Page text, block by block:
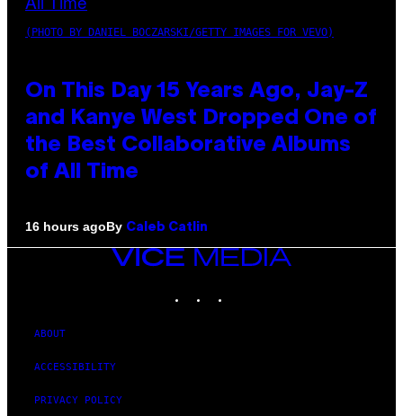
(PHOTO BY DANIEL BOCZARSKI/GETTY IMAGES FOR VEVO)
On This Day 15 Years Ago, Jay-Z
and Kanye West Dropped One of
the Best Collaborative Albums
of All Time
16 hours agoBy Caleb Catlin
VICE
MEDIA
ABOUT
ACCESSIBILITY
PRIVACY POLICY